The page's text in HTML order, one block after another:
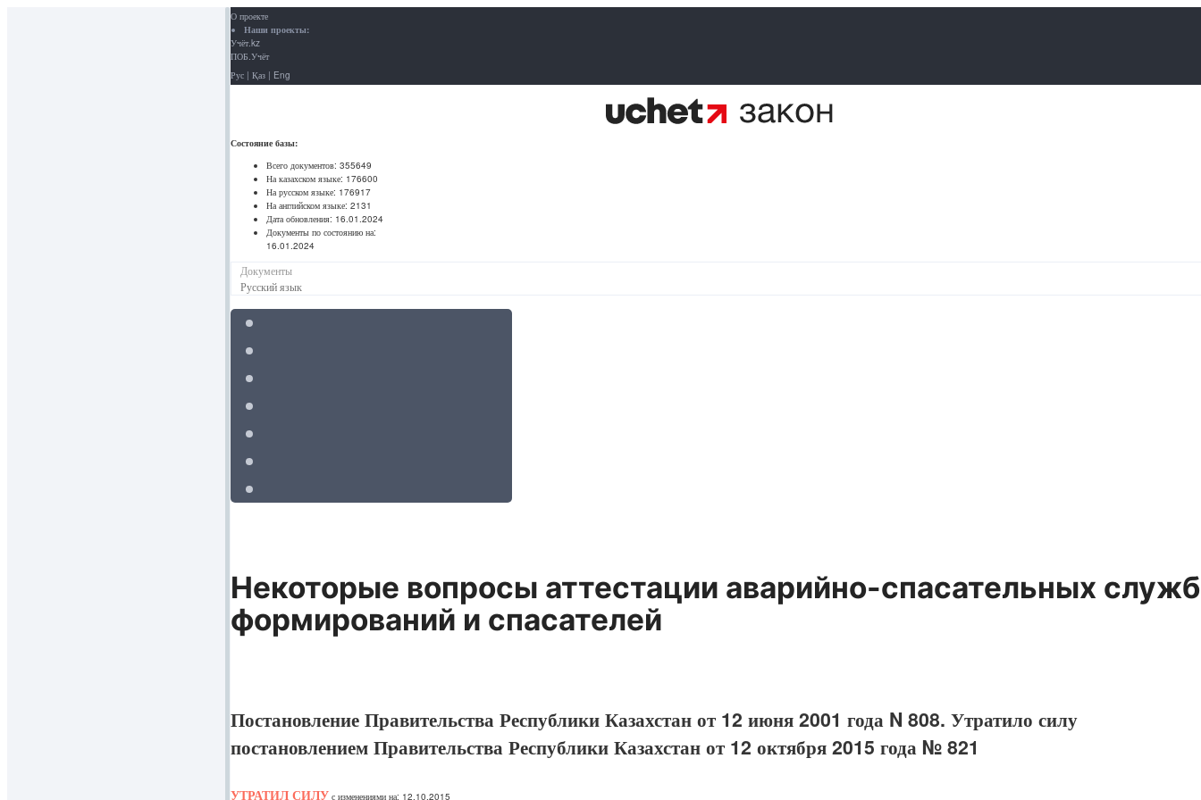
О проекте
Наши проекты:
Учёт.kz
ПОБ.Учёт
Рус | Қаз | Eng
Состояние базы:
Всего документов: 355649
На казахском языке: 176600
На русском языке: 176917
На английском языке: 2131
Дата обновления: 16.01.2024
Документы по состоянию на:
16.01.2024
Документы
Русский язык
Некоторые вопросы аттестации аварийно-спасательных
формирований и спасателей
Постановление Правительства Республики Казахстан от 12 июня 2001 года N 808. Утратило силу
постановлением Правительства Республики Казахстан от 12 октября 2015 года № 821
УТРАТИЛ СИЛУ с изменениями на: 12.10.2015